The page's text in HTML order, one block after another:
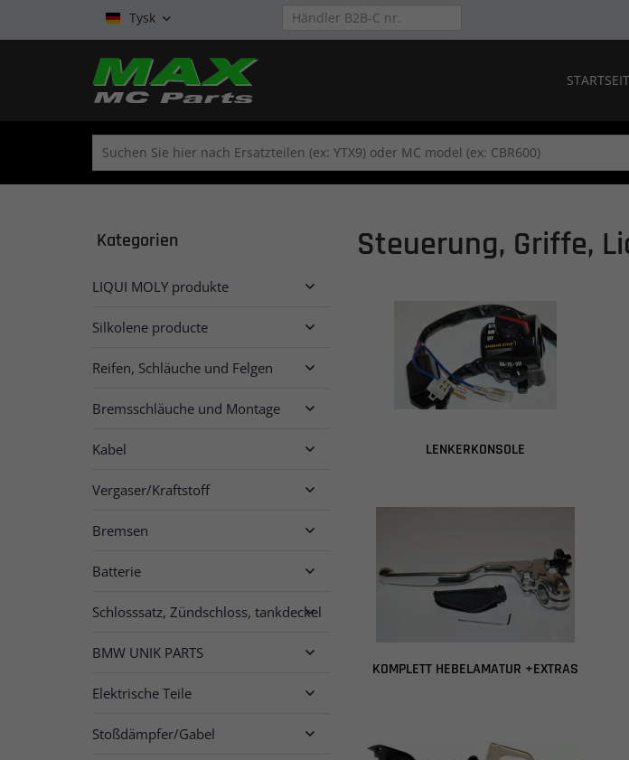
Tysk 
Kategorien
LIQUI MOLY produkte 
Silkolene producte 
Reifen, Schläuche und Felgen 
Bremsschläuche und Montage 
Kabel 
Vergaser/Kraftstoff 
Bremsen 
Batterie 
Schlosssatz, Zündschloss, tankdeckel

BMW UNIK PARTS 
Elektrische Teile 
Stoßdämpfer/Gabel 
Steuerung, Griffe,
LENKERKONSOLE
KOMPLETT HEBELAMATUR +EXTRAS